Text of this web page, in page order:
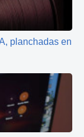
planchadas en